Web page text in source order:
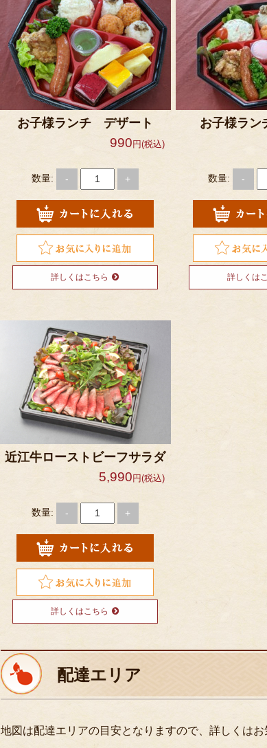
お子様ランチ デザート
990 円(税込)
数量: - +
詳しくはこちら
お子様ラ
数量: -
詳しくは
近江牛ローストビーフサラダ
5,990 円(税込)
数量: - +
詳しくはこちら
配達エリア
地図は配達エリアの目安となりますので、詳しくはお